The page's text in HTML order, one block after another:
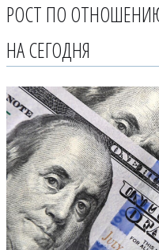
РОСТ ПО
НА СЕГОДНЯ